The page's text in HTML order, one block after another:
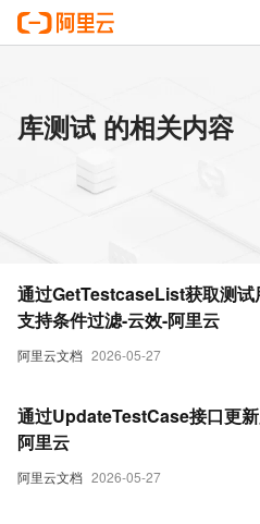
库测试 的相关内容
阿里云文档 2026-05-27
通过GetTestcaseList获取测
支持条件过滤-云效-阿里云
阿里云文档 2026-05-27
通过UpdateTestCase接口更
阿里云